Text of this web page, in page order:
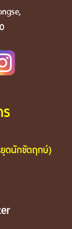
ดนักขัตฤกษ์)